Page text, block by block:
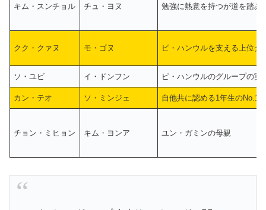
キム・スンチョル チュ・ヨヌ 勉強に熱意を持つが道を踏み
クク・クァヌ モ・ゴヌ ピ・ハンウルを支える上位グ
ソ・ユビ イ・ドンフン ピ・ハンウルのグループの実
カン・テオ ソ・ミンジェ 自他共に認める1年生のNo.1
チョン・ミヒョン キム・ヨンア ユン・ガミンの母親